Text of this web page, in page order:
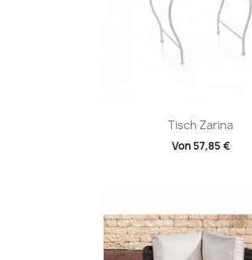
Tisch Zarina
Von 57,85 €
Vorschau